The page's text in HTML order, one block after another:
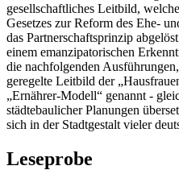
gesellschaftliches Leitbild,
Gesetzes zur Reform des Ehe-
das Partnerschaftsprinzip
einem emanzipatorischen
die nachfolgenden
geregelte Leitbild der
„Ernährer-Modell“ genannt -
städtebaulicher Planungen
sich in der Stadtgestalt vieler
Leseprobe